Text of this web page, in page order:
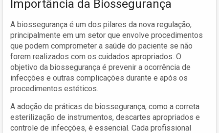
Importância da Biossegurança
A biossegurança é um dos pilares da nova regulação,
principalmente em um setor que envolve procedimentos
que podem comprometer a saúde do paciente se não
forem realizados com os cuidados apropriados. O
objetivo da biossegurança é prevenir a ocorrência de
infecções e outras complicações durante e após os
procedimentos estéticos.
A adoção de práticas de biossegurança, como a correta
esterilização de instrumentos, descartes apropriados e
controle de infecções, é essencial. Cada profissional